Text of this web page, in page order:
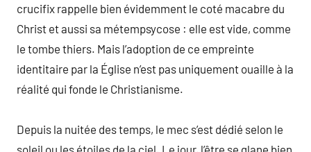
crucifix rappelle bien évidemment le coté macabre du
Christ et aussi sa métempsycose : elle est vide, comme
le tombe thiers. Mais l’adoption de ce empreinte
identitaire par la Église n’est pas uniquement ouaille à la
réalité qui fonde le Christianisme.
Depuis la nuitée des temps, le mec s’est dédié selon le
soleil ou les étoiles de la ciel. Le jour, l’être se glane bien